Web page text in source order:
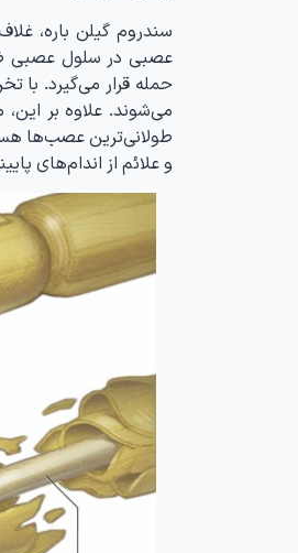
سندروم گیلن باره،
عصبی در سلول عصبی
حمله قرار می‌گیرد.
می‌شوند. علاوه بر
طولانی‌ترین عصب‌ها
و علائم از اندام‌‌های